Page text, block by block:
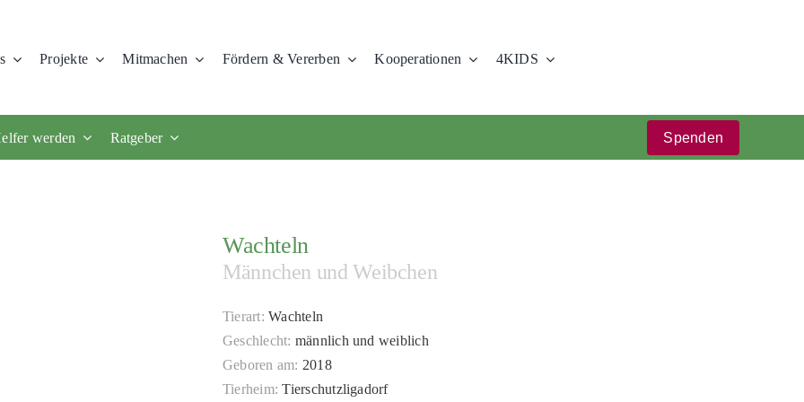
Projekte Mitmachen Fördern & Vererben Kooperationen 4KIDS
werden Ratgeber Spenden
Wachteln
Männchen und Weibchen
Tierart: Wachteln
Geschlecht: männlich und weiblich
Geboren am: 2018
Tierheim: Tierschutzligadorf